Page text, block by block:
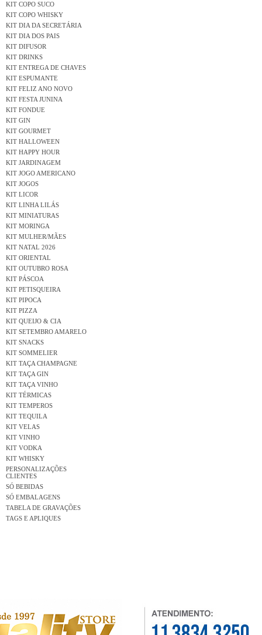
KIT COPO SUCO
KIT COPO WHISKY
KIT DIA DA SECRETÁRIA
KIT DIA DOS PAIS
KIT DIFUSOR
KIT DRINKS
KIT ENTREGA DE CHAVES
KIT ESPUMANTE
KIT FELIZ ANO NOVO
KIT FESTA JUNINA
KIT FONDUE
KIT GIN
KIT GOURMET
KIT HALLOWEEN
KIT HAPPY HOUR
KIT JARDINAGEM
KIT JOGO AMERICANO
KIT JOGOS
KIT LICOR
KIT LINHA LILÁS
KIT MINIATURAS
KIT MORINGA
KIT MULHER/MÃES
KIT NATAL 2026
KIT ORIENTAL
KIT OUTUBRO ROSA
KIT PÁSCOA
KIT PETISQUEIRA
KIT PIPOCA
KIT PIZZA
KIT QUEIJO & CIA
KIT SETEMBRO AMARELO
KIT SNACKS
KIT SOMMELIER
KIT TAÇA CHAMPAGNE
KIT TAÇA GIN
KIT TAÇA VINHO
KIT TÉRMICAS
KIT TEMPEROS
KIT TEQUILA
KIT VELAS
KIT VINHO
KIT VODKA
KIT WHISKY
PERSONALIZAÇÕES
CLIENTES
SÓ BEBIDAS
SÓ EMBALAGENS
TABELA DE GRAVAÇÕES
TAGS E APLIQUES